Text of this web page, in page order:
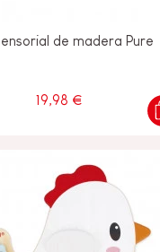
de madera Pure
19,98 €